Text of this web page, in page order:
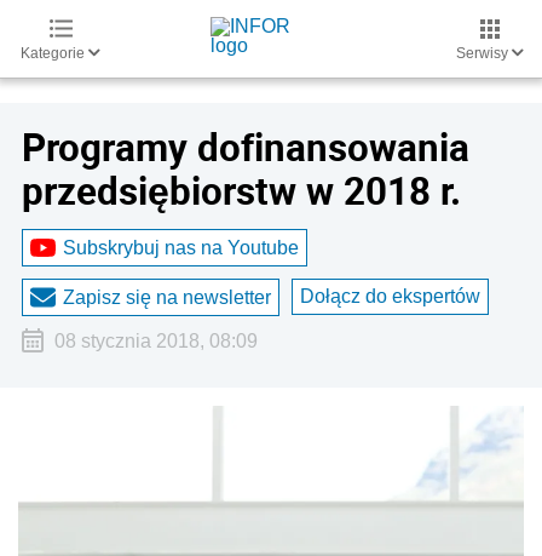
Kategorie Serwisy
Programy dofinansowania
przedsiębiorstw w 2018 r.
Subskrybuj nas na Youtube
Zapisz się na newsletter Dołącz do ekspertów
08 stycznia 2018, 08:09